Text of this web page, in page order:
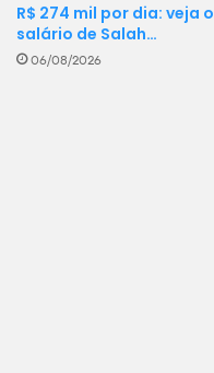
R$ 274 mil por dia: veja o
salário de Salah…
06/08/2026